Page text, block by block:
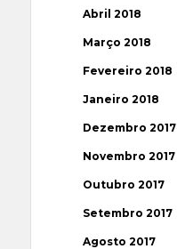
Abril 2018
Março 2018
Fevereiro 2018
Janeiro 2018
Dezembro 2017
Novembro 2017
Outubro 2017
Setembro 2017
Agosto 2017